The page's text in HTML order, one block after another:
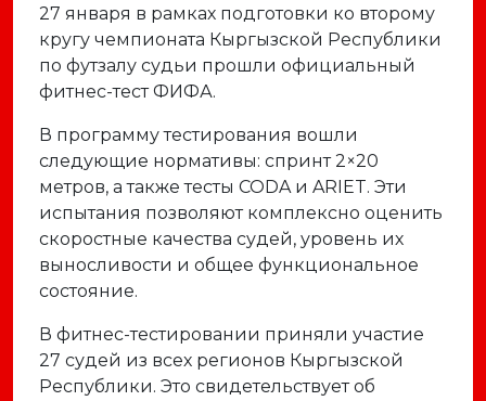
27 января в рамках подготовки ко второму
кругу чемпионата Кыргызской Республики
по футзалу судьи прошли официальный
фитнес-тест ФИФА.
В программу тестирования вошли
следующие нормативы: спринт 2×20
метров, а также тесты CODA и ARIET. Эти
испытания позволяют комплексно оценить
скоростные качества судей, уровень их
выносливости и общее функциональное
состояние.
В фитнес-тестировании приняли участие
27 судей из всех регионов Кыргызской
Республики. Это свидетельствует об